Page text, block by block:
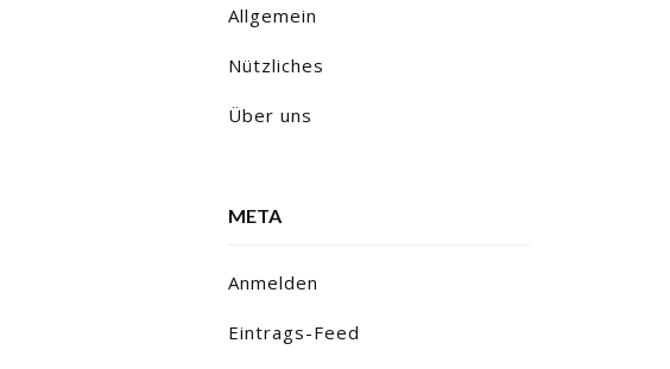
Allgemein
Nützliches
Über uns
META
Anmelden
Eintrags-Feed